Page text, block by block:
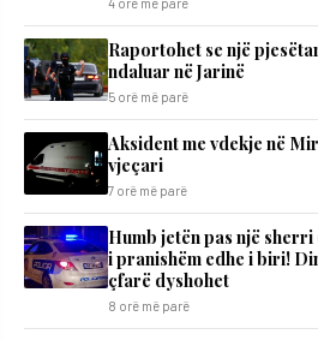
4 orë më parë
Raportohet se një
ndaluar në Jarinë
5 orë më parë
Aksident me vdekje në
vjeçari
7 orë më parë
Humb jetën pas një
i pranishëm edhe i biri!
çfarë dyshohet
8 orë më parë